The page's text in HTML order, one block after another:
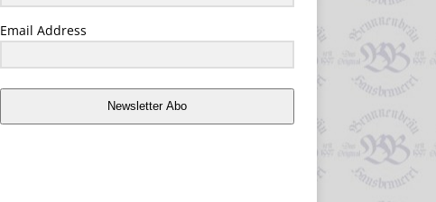
Email Address
Newsletter Abo